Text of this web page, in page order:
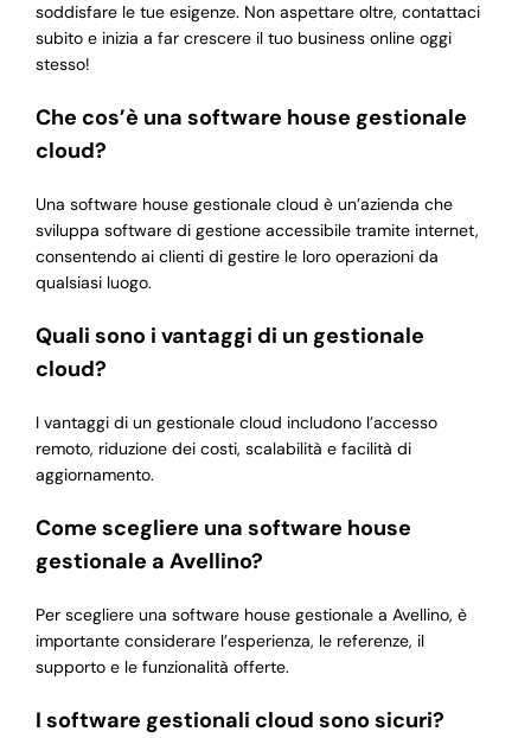
soddisfare le tue esigenze. Non aspettare oltre, contattaci
subito e inizia a far crescere il tuo business online oggi
stesso!
Che cos’è una software house gestionale
cloud?
Una software house gestionale cloud è un’azienda che
sviluppa software di gestione accessibile tramite internet,
consentendo ai clienti di gestire le loro operazioni da
qualsiasi luogo.
Quali sono i vantaggi di un gestionale
cloud?
I vantaggi di un gestionale cloud includono l’accesso
remoto, riduzione dei costi, scalabilità e facilità di
aggiornamento.
Come scegliere una software house
gestionale a Avellino?
Per scegliere una software house gestionale a Avellino, è
importante considerare l’esperienza, le referenze, il
supporto e le funzionalità offerte.
I software gestionali cloud sono sicuri?